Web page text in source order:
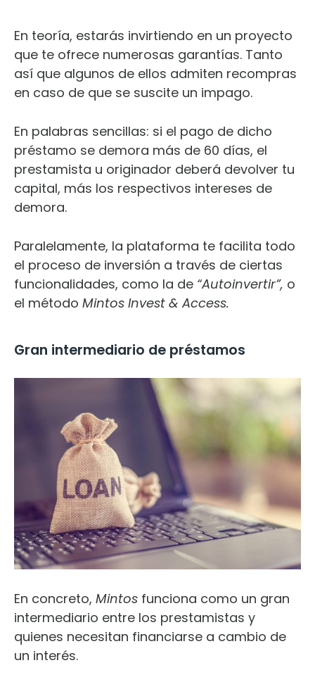
En teoría, estarás invirtiendo en un proyecto
que te ofrece numerosas garantías. Tanto
así que algunos de ellos admiten recompras
en caso de que se suscite un impago.
En palabras sencillas: si el pago de dicho
préstamo se demora más de 60 días, el
prestamista u originador deberá devolver tu
capital, más los respectivos intereses de
demora.
Paralelamente, la plataforma te facilita todo
el proceso de inversión a través de ciertas
funcionalidades, como la de “Autoinvertir”, o
el método Mintos Invest & Access.
Gran intermediario de préstamos
En concreto, Mintos funciona como un gran
intermediario entre los prestamistas y
quienes necesitan financiarse a cambio de
un interés.